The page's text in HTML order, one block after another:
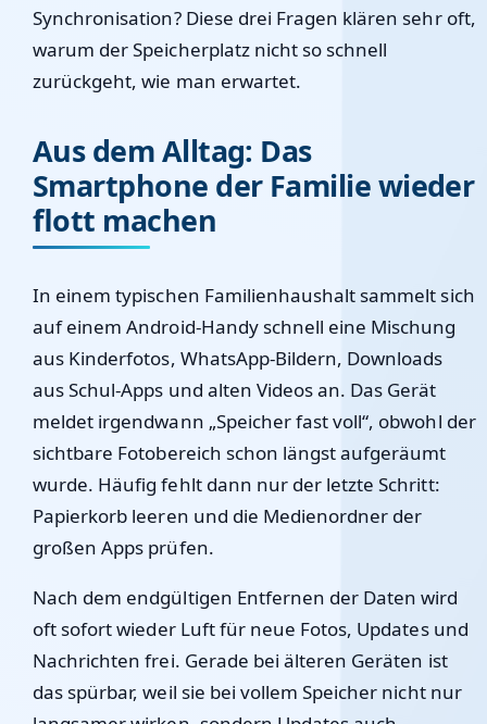
Synchronisation? Diese drei Fragen klären sehr oft,
warum der Speicherplatz nicht so schnell
zurückgeht, wie man erwartet.
Aus dem Alltag: Das
Smartphone der Familie wieder
flott machen
In einem typischen Familienhaushalt sammelt sich
auf einem Android-Handy schnell eine Mischung
aus Kinderfotos, WhatsApp-Bildern, Downloads
aus Schul-Apps und alten Videos an. Das Gerät
meldet irgendwann „Speicher fast voll“, obwohl der
sichtbare Fotobereich schon längst aufgeräumt
wurde. Häufig fehlt dann nur der letzte Schritt:
Papierkorb leeren und die Medienordner der
großen Apps prüfen.
Nach dem endgültigen Entfernen der Daten wird
oft sofort wieder Luft für neue Fotos, Updates und
Nachrichten frei. Gerade bei älteren Geräten ist
das spürbar, weil sie bei vollem Speicher nicht nur